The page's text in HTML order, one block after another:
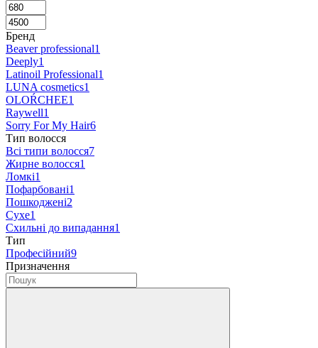
Бренд
Beaver professional1
Deeply1
Latinoil Professional1
LUNA cosmetics1
OLOŔCHEE1
Raywell1
Sorry For My Hair6
Тип волосся
Всі типи волосся7
Жирне волосся1
Ломкі1
Пофарбовані1
Пошкоджені2
Сухе1
Схильні до випадання1
Тип
Професійний9
Призначення